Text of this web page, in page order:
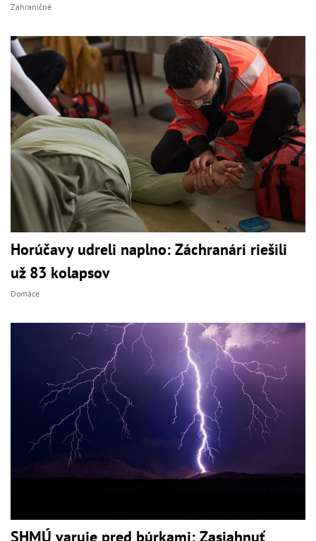
Zahraničné
Horúčavy udreli naplno: Záchranári riešili
už 83 kolapsov
Domáce
SHMÚ varuje pred búrkami: Zasiahnuť